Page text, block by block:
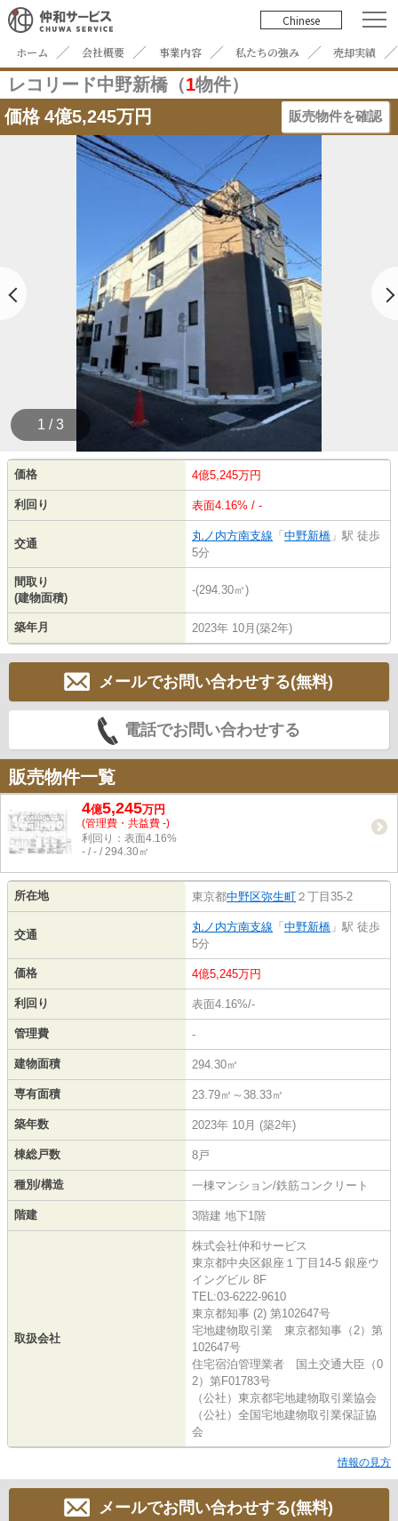
Chinese
ホーム 会社概要 事業内容 私たちの強み 売却実績
レコリード中野新橋（1物件）
価格 4億5,245万円 販売物件を確認
1 / 3
価格 4億5,245万円
利回り 表面4.16% / -
交通
丸ノ内方南支線 「中野新橋 」駅 徒歩
5分
間取り
(建物面積)
-(294.30㎡)
築年月 2023年 10月(築2年)
メールでお問い合わせする(無料)
電話でお問い合わせする
販売物件一覧
4億5,245万円
(管理費・共益費 -)
利回り：表面4.16%
- / - / 294.30㎡
所在地 東京都中野区弥生町 ２丁目35-2
交通
丸ノ内方南支線 「中野新橋 」駅 徒歩
5分
価格 4億5,245万円
利回り 表面4.16%/-
管理費 -
建物面積 294.30㎡
専有面積 23.79㎡～38.33㎡
築年数 2023年 10月 (築2年)
棟総戸数 8戸
種別/構造 一棟マンション/鉄筋コンクリート
階建 3階建 地下1階
取扱会社
株式会社仲和サービス
東京都中央区銀座１丁目14-5 銀座ウ
イングビル 8F
TEL:03-6222-9610
東京都知事 (2) 第102647号
宅地建物取引業 東京都知事（2）第
102647号
住宅宿泊管理業者 国土交通大臣（0
2）第F01783号
（公社）東京都宅地建物取引業協会
（公社）全国宅地建物取引業保証協
会
情報の見方
メールでお問い合わせする(無料)